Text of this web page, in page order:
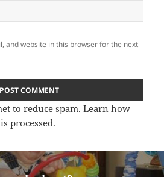
and website in this browser for the next
to reduce spam.Learn how
processed.